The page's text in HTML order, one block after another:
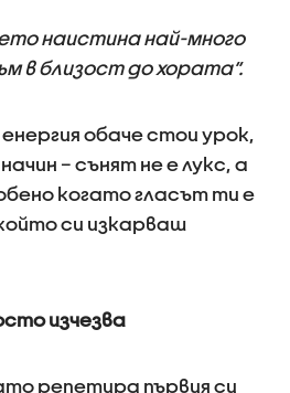
наистина най-много
в близост до хората“.
обаче стои урок,
– сънят не е лукс, а
когато гласът ти е
си изкарваш
изчезва
репетира първия си